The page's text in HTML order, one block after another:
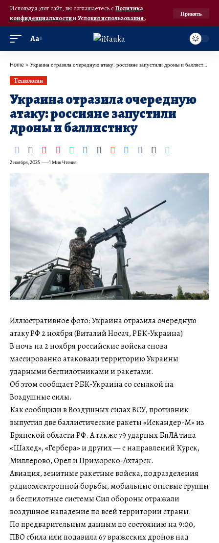
Используя этот сайт, вы соглашаетесь с Политика
конфиденциальностииУсловия использования.
Принять
Аа
Home » Украина отразила очередную атаку: россияне запустили дроны и баллистику
Технологии
Украина отразила очередную
атаку: россияне запустили
дроны и баллистику
2 ноября, 2025 1 Мин Чтения
Иллюстративное фото: Украина отразила очередную
атаку РФ 2 ноября (Виталий Носач, РБК-Украина)
В ночь на 2 ноября российские войска снова
массированно атаковали территорию Украины
ударными беспилотниками и ракетами.
Об этом сообщает РБК-Украина со ссылкой на
Воздушные силы.
Как сообщили в Воздушных силах ВСУ, противник
выпустил две баллистические ракеты «Искандер-М» из
Брянской области РФ. А также 79 ударных БпЛА типа
«Шахед», «Гербера» и других — с направлений Курск,
Миллерово, Орел и Приморско-Ахтарск.
Авиация, зенитные ракетные войска, подразделения
радиоэлектронной борьбы, мобильные огневые группы
и беспилотные системы Сил обороны отражали
воздушное нападение по всей территории страны.
По предварительным данным по состоянию на 9:00,
ПВО сбила или подавила 67 вражеских дронов над